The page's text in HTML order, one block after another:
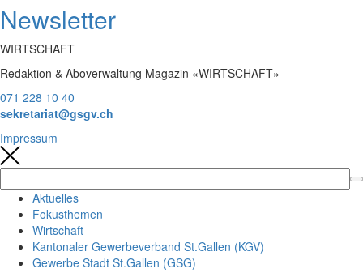
Newsletter
WIRTSCHAFT
Redaktion & Aboverwaltung Magazin «WIRTSCHAFT»
071 228 10 40
sekretariat@gsgv.ch
Impressum
Aktuelles
Fokusthemen
Wirtschaft
Kantonaler Gewerbeverband St.Gallen (KGV)
Gewerbe Stadt St.Gallen (GSG)